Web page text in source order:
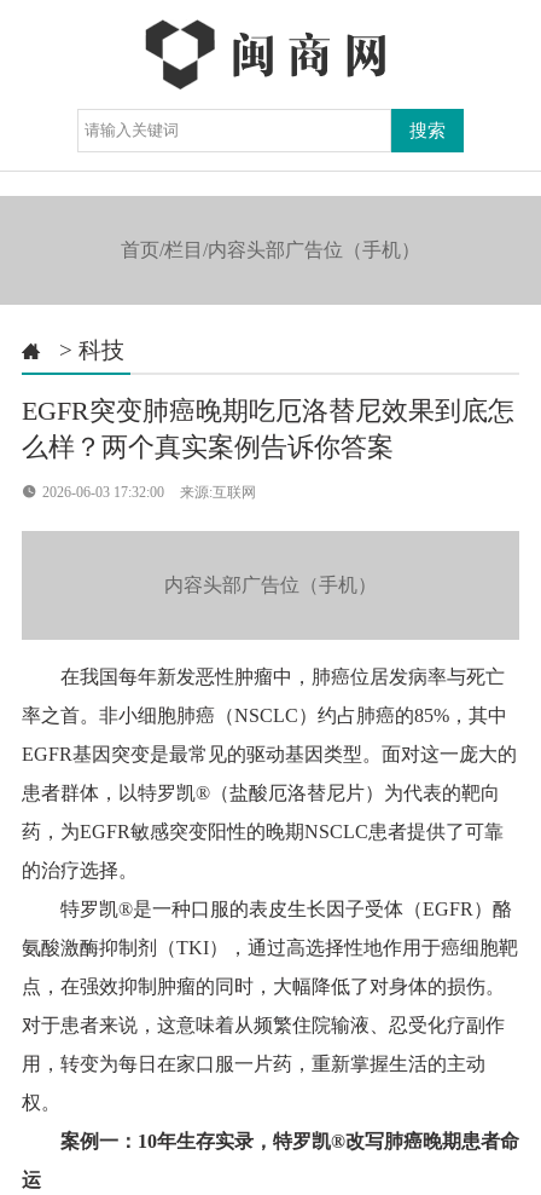
首页/栏目/内容头部广告位（手机）
 > 科技
EGFR突变肺癌晚期吃厄洛替尼效果到底怎
么样？两个真实案例告诉你答案
 2026-06-03 17:32:00 来源:互联网
内容头部广告位（手机）
在我国每年新发恶性肿瘤中，肺癌位居发病率与死亡
率之首。非小细胞肺癌（NSCLC）约占肺癌的85%，其中
EGFR基因突变是最常见的驱动基因类型。面对这一庞大的
患者群体，以特罗凯®（盐酸厄洛替尼片）为代表的靶向
药，为EGFR敏感突变阳性的晚期NSCLC患者提供了可靠
的治疗选择。
特罗凯®是一种口服的表皮生长因子受体（EGFR）酪
氨酸激酶抑制剂（TKI），通过高选择性地作用于癌细胞靶
点，在强效抑制肿瘤的同时，大幅降低了对身体的损伤。
对于患者来说，这意味着从频繁住院输液、忍受化疗副作
用，转变为每日在家口服一片药，重新掌握生活的主动
权。
案例一： 10年生存实录，特罗凯®改写肺癌晚期患者命
运